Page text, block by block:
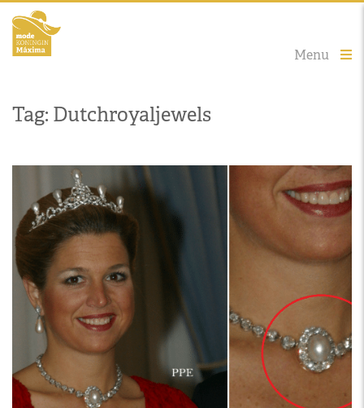
Menu
Tag: Dutchroyaljewels